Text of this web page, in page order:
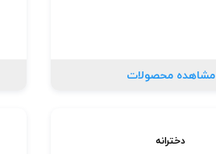
مشاهده محصولات
دخترانه